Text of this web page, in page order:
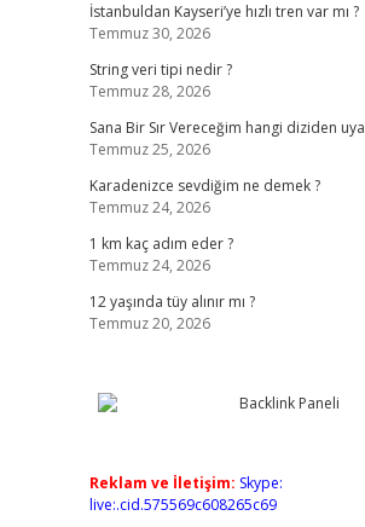
İstanbuldan Kayseri’ye hızlı tren var mı ?
Temmuz 30, 2026
String veri tipi nedir ?
Temmuz 28, 2026
Sana Bir Sır Vereceğim hangi diziden
Temmuz 25, 2026
Karadenizce sevdiğim ne demek ?
Temmuz 24, 2026
1 km kaç adım eder ?
Temmuz 24, 2026
12 yaşında tüy alınır mı ?
Temmuz 20, 2026
Reklam ve İletişim: Skype:
live:.cid.575569c608265c69